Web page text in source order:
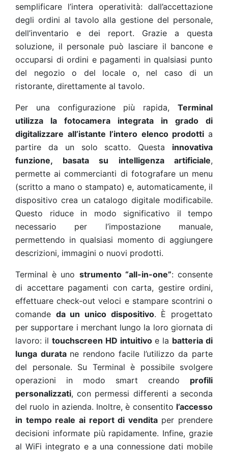
semplificare l’intera operatività: dall’accettazione
degli ordini al tavolo alla gestione del personale,
dell’inventario e dei report. Grazie a questa
soluzione, il personale può lasciare il bancone e
occuparsi di ordini e pagamenti in qualsiasi punto
del negozio o del locale o, nel caso di un
ristorante, direttamente al tavolo.
Per una configurazione più rapida, Terminal
utilizza la fotocamera integrata in grado di
digitalizzare all’istante l’intero elenco prodotti a
partire da un solo scatto. Questa innovativa
funzione, basata su intelligenza artificiale,
permette ai commercianti di fotografare un menu
(scritto a mano o stampato) e, automaticamente, il
dispositivo crea un catalogo digitale modificabile.
Questo riduce in modo significativo il tempo
necessario per l’impostazione manuale,
permettendo in qualsiasi momento di aggiungere
descrizioni, immagini o nuovi prodotti.
Terminal è uno strumento “all-in-one”: consente
di accettare pagamenti con carta, gestire ordini,
effettuare check-out veloci e stampare scontrini o
comande da un unico dispositivo. È progettato
per supportare i merchant lungo la loro giornata di
lavoro: il touchscreen HD intuitivoe la batteria di
lunga durata ne rendono facile l’utilizzo da parte
del personale. Su Terminal è possibile svolgere
operazioni in modo smart creando profili
personalizzati, con permessi differenti a seconda
del ruolo in azienda. Inoltre, è consentito l’accesso
in tempo reale ai report di venditaper prendere
decisioni informate più rapidamente. Infine, grazie
al WiFi integrato e a una connessione dati mobile